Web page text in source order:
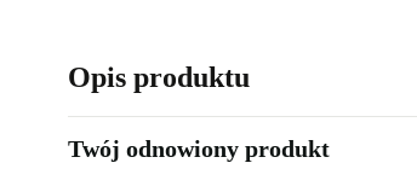
Opis produktu
Twój odnowiony produkt